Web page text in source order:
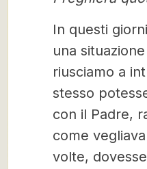
In questi
una
riusciamo a
stesso
con il Padre,
come
volte,